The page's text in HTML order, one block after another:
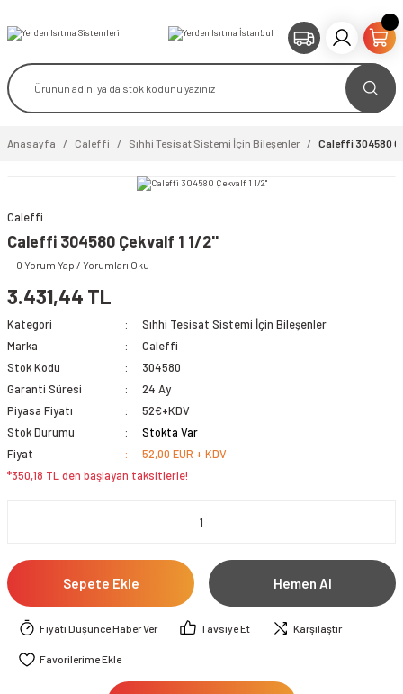
Anasayfa Caleffi Sıhhi Tesisat Sistemi İçin Bileşenler Caleffi 304580
Caleffi
Caleffi 304580 Çekvalf 1 1/2''
0 Yorum Yap / Yorumları Oku
3.431,44 TL
Kategori
Sıhhi Tesisat Sistemi İçin Bileşenler
Marka
Caleffi
Stok Kodu
304580
Garanti Süresi
24 Ay
Piyasa Fiyatı
52€+KDV
Stok Durumu
Stokta Var
Fiyat
52,00 EUR + KDV
*350,18 TL den başlayan taksitlerle!
Sepete Ekle Hemen Al
Fiyatı Düşünce Haber Ver Tavsiye Et Karşılaştır